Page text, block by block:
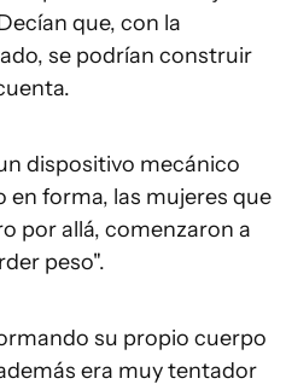
que, con la
se podrían construir
dispositivo mecánico
en forma, las mujeres que
por allá, comenzaron a
peso".
su propio cuerpo
era muy tentador